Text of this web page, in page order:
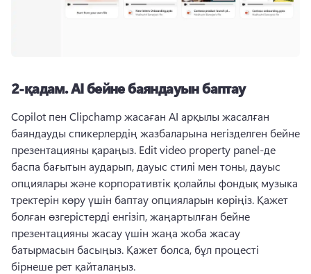
2-қадам.AI бейне баяндауын баптау
Copilot пен Clipchamp жасаған AI арқылы жасалған
баяндауды спикерлердің жазбаларына негізделген бейне
презентацияны қараңыз. Edit video property panel-де
баспа бағытын аударып, дауыс стилі мен тоны, дауыс
опциялары және корпоративтік қолайлы фондық музыка
тректерін көру үшін баптау опцияларын көріңіз. Қажет
болған өзгерістерді енгізіп, жаңартылған бейне
презентацияны жасау үшін жаңа жоба жасау
батырмасын басыңыз. Қажет болса, бұл процесті
бірнеше рет қайталаңыз.